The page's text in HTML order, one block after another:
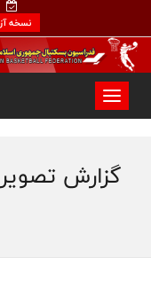
نسخه
گزارش